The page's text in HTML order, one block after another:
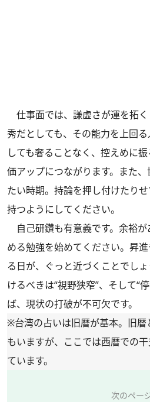
仕事面では、謙虚さが運を拓
秀だとしても、その能力を上回
しても奢ることなく、控えめに
価アップにつながります。また
たい時期。持論を押し付けたり
持つようにしてください。
自己研鑽も有意義です。余裕
める勉強を始めてください。昇
る日が、ぐっと近づくことでし
けるべきは“視野狭窄”、そして“
ば、現状の打破が不可欠です。
※台湾の占いは旧暦が基本。旧暦
もいますが、ここでは西暦での
ています。
次のペー